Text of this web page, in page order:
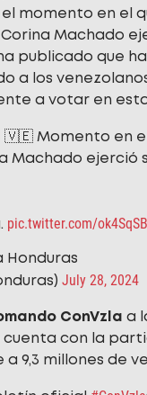
momento en el
Machado
publicado que
a los
a votar en
🇻🇪 Momento en
Machado ejerció
pic.twitter.com/
Honduras
July 28, 2024
ConVzla a
cuenta con la
a 9,3 millones de